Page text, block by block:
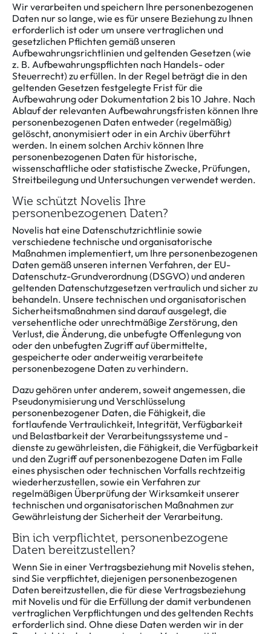
Wir verarbeiten und speichern Ihre personenbezogenen
Daten nur so lange, wie es für unsere Beziehung zu Ihnen
erforderlich ist oder um unsere vertraglichen und
gesetzlichen Pflichten gemäß unseren
Aufbewahrungsrichtlinien und geltenden Gesetzen (wie
z. B. Aufbewahrungspflichten nach Handels- oder
Steuerrecht) zu erfüllen. In der Regel beträgt die in den
geltenden Gesetzen festgelegte Frist für die
Aufbewahrung oder Dokumentation 2 bis 10 Jahre. Nach
Ablauf der relevanten Aufbewahrungsfristen können Ihre
personenbezogenen Daten entweder (regelmäßig)
gelöscht, anonymisiert oder in ein Archiv überführt
werden. In einem solchen Archiv können Ihre
personenbezogenen Daten für historische,
wissenschaftliche oder statistische Zwecke, Prüfungen,
Streitbeilegung und Untersuchungen verwendet werden.
Wie schützt Novelis Ihre
personenbezogenen Daten?
Novelis hat eine Datenschutzrichtlinie sowie
verschiedene technische und organisatorische
Maßnahmen implementiert, um Ihre personenbezogenen
Daten gemäß unseren internen Verfahren, der EU-
Datenschutz-Grundverordnung (DSGVO) und anderen
geltenden Datenschutzgesetzen vertraulich und sicher zu
behandeln. Unsere technischen und organisatorischen
Sicherheitsmaßnahmen sind darauf ausgelegt, die
versehentliche oder unrechtmäßige Zerstörung, den
Verlust, die Änderung, die unbefugte Offenlegung von
oder den unbefugten Zugriff auf übermittelte,
gespeicherte oder anderweitig verarbeitete
personenbezogene Daten zu verhindern.
Dazu gehören unter anderem, soweit angemessen, die
Pseudonymisierung und Verschlüsselung
personenbezogener Daten, die Fähigkeit, die
fortlaufende Vertraulichkeit, Integrität, Verfügbarkeit
und Belastbarkeit der Verarbeitungssysteme und -
dienste zu gewährleisten, die Fähigkeit, die Verfügbarkeit
und den Zugriff auf personenbezogene Daten im Falle
eines physischen oder technischen Vorfalls rechtzeitig
wiederherzustellen, sowie ein Verfahren zur
regelmäßigen Überprüfung der Wirksamkeit unserer
technischen und organisatorischen Maßnahmen zur
Gewährleistung der Sicherheit der Verarbeitung.
Bin ich verpflichtet, personenbezogene
Daten bereitzustellen?
Wenn Sie in einer Vertragsbeziehung mit Novelis stehen,
sind Sie verpflichtet, diejenigen personenbezogenen
Daten bereitzustellen, die für diese Vertragsbeziehung
mit Novelis und für die Erfüllung der damit verbundenen
vertraglichen Verpflichtungen und des geltenden Rechts
erforderlich sind. Ohne diese Daten werden wir in der